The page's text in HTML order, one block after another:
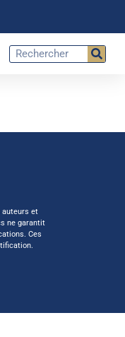
auteurs et
ne garantit
Ces